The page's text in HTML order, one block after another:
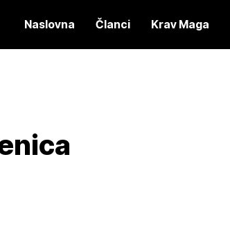
Naslovna Članci Krav Maga